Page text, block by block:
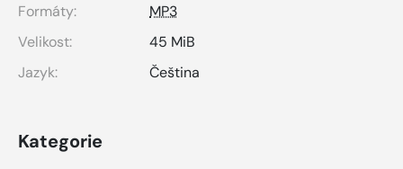
Formáty:
MP3
Velikost:
45 MiB
Jazyk:
Čeština
Kategorie